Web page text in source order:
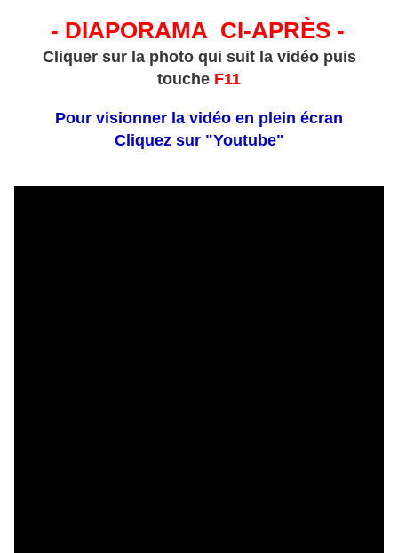
- DIAPORAMA CI-APRÈS -
Cliquer sur la photo qui suit la vidéo puis
touche F11
Pour visionner la vidéo en plein écran
Cliquez sur "Youtube"